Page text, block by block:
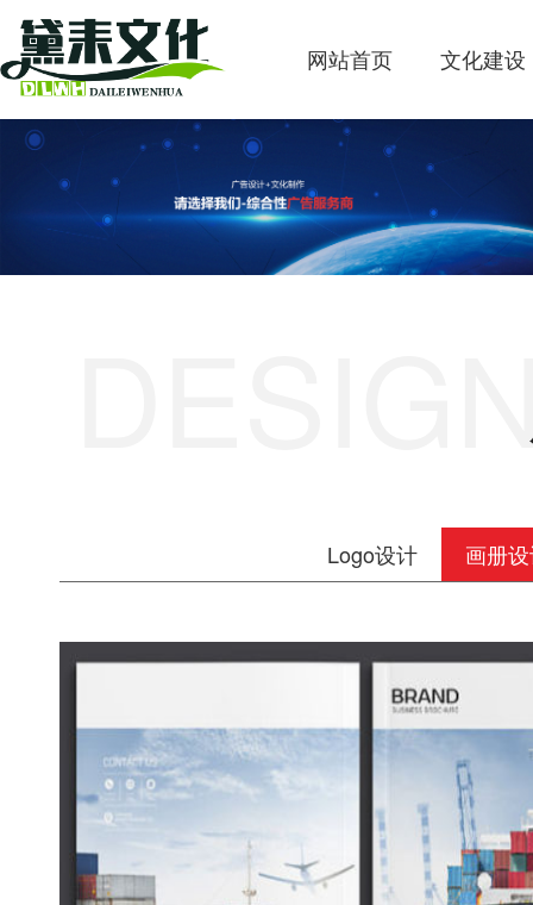
网站首页 文化建设
Logo设计 画册